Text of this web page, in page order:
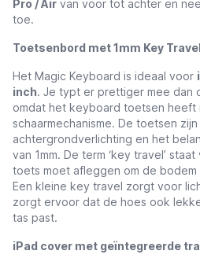
Pro / Air van voor tot achter en
toe.
Toetsenbord met 1mm Key Travel
Het Magic Keyboard is ideaal voor
inch. Je typt er prettiger mee dan
omdat het keyboard toetsen heeft
schaarmechanisme. De toetsen
achtergrondverlichting en het
van 1mm. De term ‘key travel’
toets moet afleggen om de
Een kleine key travel zorgt voor
zorgt ervoor dat de hoes ook
tas past.
iPad cover met geïntegreerde